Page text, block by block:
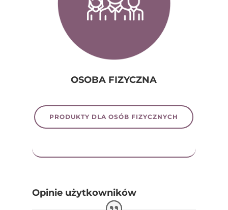
OSOBA FIZYCZNA
PRODUKTY DLA OSÓB FIZYCZNYCH
Opinie użytkowników